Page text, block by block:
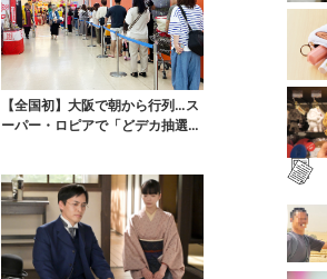
【全国初】大阪で朝から行列…ス
ーパー・ロピアで「どデカ抽選